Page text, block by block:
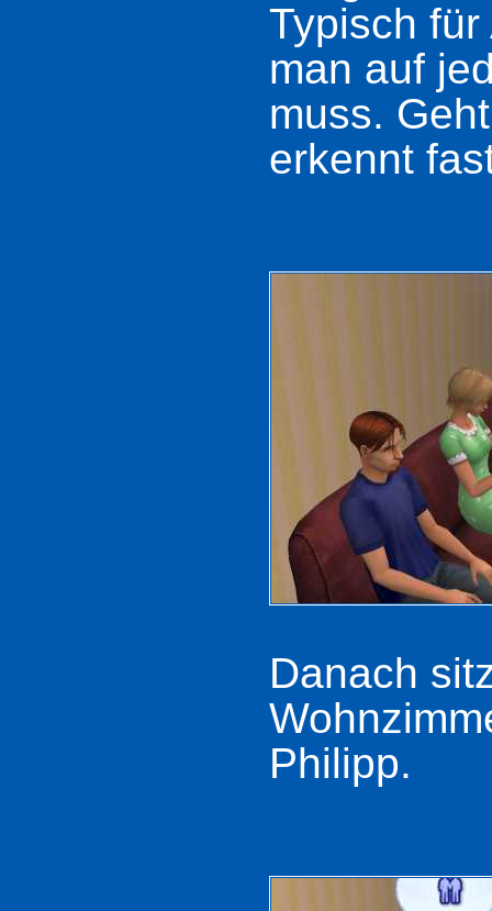
Typisch
man auf
muss.
erkennt
Danach
Philipp.